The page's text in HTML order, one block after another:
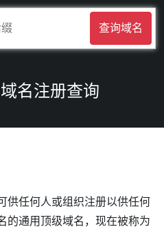
查询域名
名注册查询
供任何人或组织注册以供任何
的通用顶级域名 ， 现在被称为